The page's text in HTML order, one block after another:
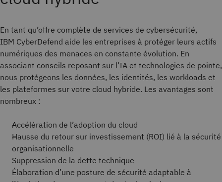
En tant qu’offre complète de services de cybersécurité,
IBM CyberDefend aide les entreprises à protéger leurs actifs
numériques des menaces en constante évolution. En
associant conseils reposant sur l’IA et technologies de pointe,
nous protégeons les données, les identités, les workloads et
les plateformes sur votre cloud hybride. Les avantages sont
nombreux : ​
Accélération de l’adoption du cloud ​
Hausse du retour sur investissement (ROI) lié à la sécurité
organisationnelle​
Suppression de la dette technique ​
Élaboration d’une posture de sécurité adaptable à